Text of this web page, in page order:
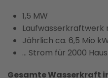
1,5 MW
Laufwasserkraftwerk
Jährlich ca. 6,5 Mio
… Strom für 2000
Gesamte Wasserkraft